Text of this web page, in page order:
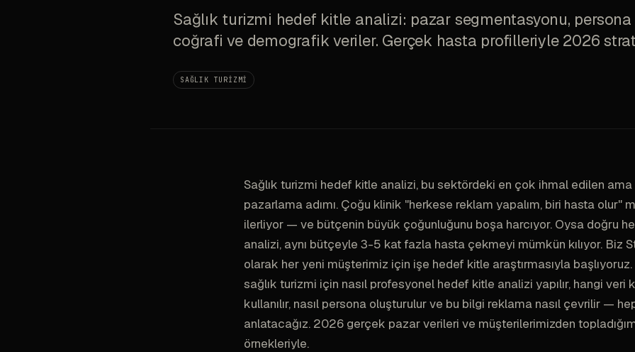
Sağlık turizmi hedef kitle analizi: pazar segmentasyonu,
coğrafi ve demografik veriler. Gerçek hasta profilleriyle 2026
SAĞLIK TURIZMI
Sağlık turizmi hedef kitle analizi, bu sektördeki en çok ihmal edilen
pazarlama adımı. Çoğu klinik "herkese reklam yapalım, biri hasta olur"
ilerliyor — ve bütçenin büyük çoğunluğunu boşa harcıyor. Oysa doğru
analizi, aynı bütçeyle 3-5 kat fazla hasta çekmeyi mümkün kılıyor. Biz
olarak her yeni müşterimiz için işe hedef kitle araştırmasıyla
sağlık turizmi için nasıl profesyonel hedef kitle analizi yapılır, hangi veri
kullanılır, nasıl persona oluşturulur ve bu bilgi reklama nasıl çevrilir —
anlatacağız. 2026 gerçek pazar verileri ve müşterilerimizden
örnekleriyle.